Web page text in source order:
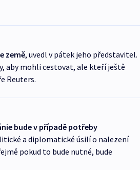
země, uvedl v pátek jeho představitel.
aby mohli cestovat, ale kteří ještě
Reuters.
bude v případě potřeby
a diplomatické úsilí o nalezení
pokud to bude nutné, bude